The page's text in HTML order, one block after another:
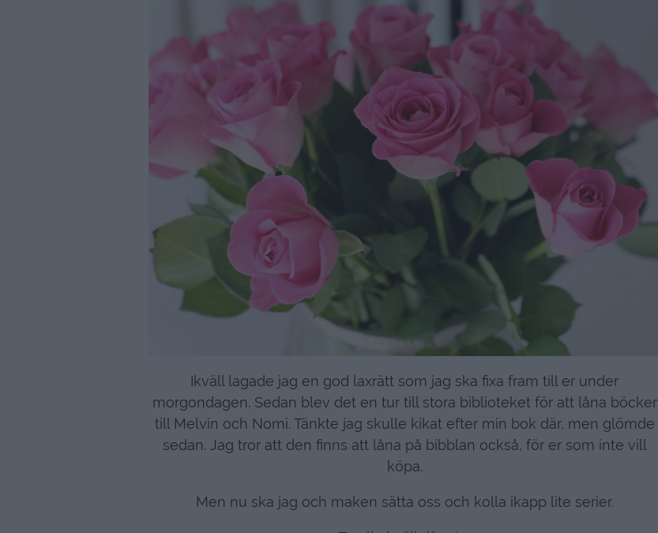
Ikväll lagade jag en god laxrätt som jag ska fixa fram till er under
morgondagen. Sedan blev det en tur till stora biblioteket för att låna böcker
till Melvin och Nomi. Tänkte jag skulle kikat efter min bok där, men glömde
sedan. Jag tror att den finns att låna på bibblan också, för er som inte vill
köpa.
Men nu ska jag och maken sätta oss och kolla ikapp lite serier.